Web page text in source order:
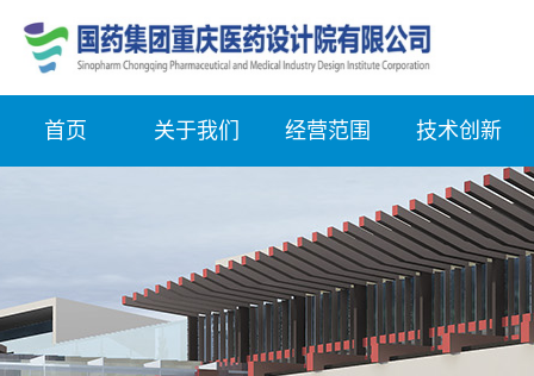
首页 关于我们 经营范围 技术创新